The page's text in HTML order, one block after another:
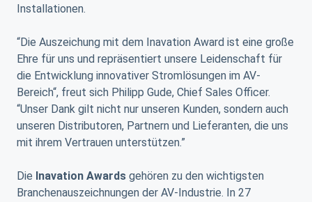
Installationen.
“Die Auszeichung mit dem Inavation Award ist eine große
Ehre für uns und repräsentiert unsere Leidenschaft für
die Entwicklung innovativer Stromlösungen im AV-
Bereich“, freut sich Philipp Gude, Chief Sales Officer.
“Unser Dank gilt nicht nur unseren Kunden, sondern auch
unseren Distributoren, Partnern und Lieferanten, die uns
mit ihrem Vertrauen unterstützen.”
Die Inavation Awards gehören zu den wichtigsten
Branchenauszeichnungen der AV-Industrie. In 27